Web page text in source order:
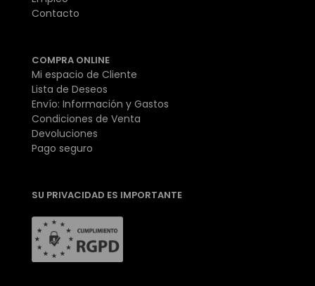
Contacto
COMPRA ONLINE
Mi espacio de Cliente
Lista de Deseos
Envío: Información y Gastos
Condiciones de Venta
Devoluciones
Pago seguro
SU PRIVACIDAD ES IMPORTANTE